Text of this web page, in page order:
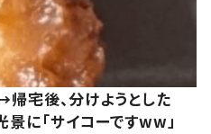
帰宅後、分けようとした
「サイコーですww」